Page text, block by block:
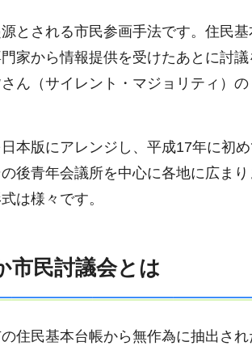
とされる市民参画手法です。住民
家から情報提供を受けたあとに討
ん（サイレント・マジョリティ）
本版にアレンジし、平成17年に初
後青年会議所を中心に各地に広ま
は様々です。
市民討議会とは
住民基本台帳から無作為に抽出さ